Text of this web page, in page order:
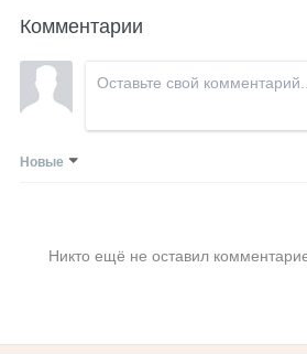
Комментарии
Новые
Никто ещё не оставил